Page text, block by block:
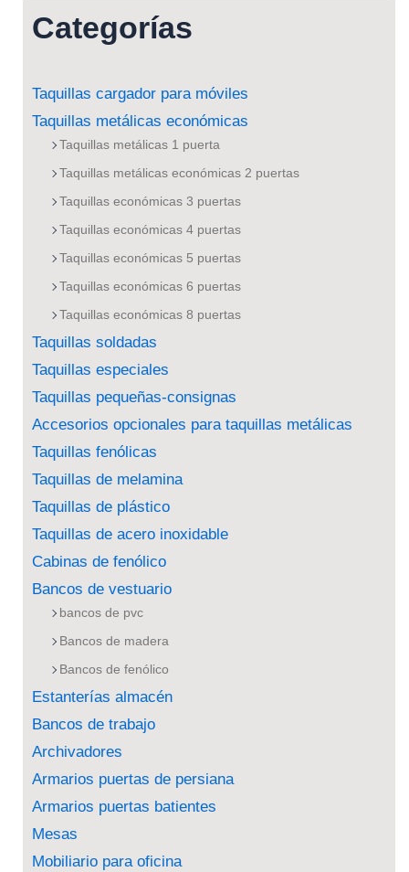
Categorías
Taquillas cargador para móviles
Taquillas metálicas económicas
Taquillas metálicas 1 puerta
Taquillas metálicas económicas 2 puertas
Taquillas económicas 3 puertas
Taquillas económicas 4 puertas
Taquillas económicas 5 puertas
Taquillas económicas 6 puertas
Taquillas económicas 8 puertas
Taquillas soldadas
Taquillas especiales
Taquillas pequeñas-consignas
Accesorios opcionales para taquillas metálicas
Taquillas fenólicas
Taquillas de melamina
Taquillas de plástico
Taquillas de acero inoxidable
Cabinas de fenólico
Bancos de vestuario
bancos de pvc
Bancos de madera
Bancos de fenólico
Estanterías almacén
Bancos de trabajo
Archivadores
Armarios puertas de persiana
Armarios puertas batientes
Mesas
Mobiliario para oficina